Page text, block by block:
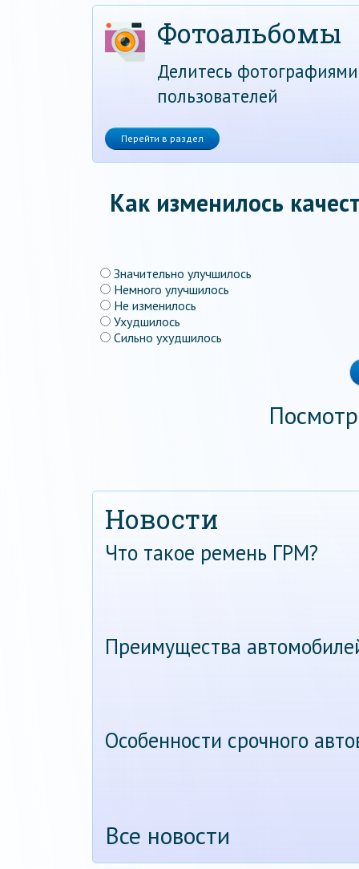
Фотоальбомы
Делитесь
пользователей
Перейти в раздел
Как изменилось
Значительно улучшилось
Немного улучшилось
Не изменилось
Ухудшилось
Сильно ухудшилось
Новости
Что такое ремень ГРМ?
Преимущества
Особенности срочного
Все новости